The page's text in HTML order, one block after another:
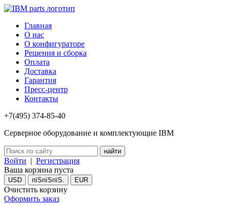
Главная
О нас
О конфигураторе
Решения и сборка
Оплата
Доставка
Гарантия
Пресс-центр
Контакты
+7(495) 374-85-40
Серверное оборудование и комплектующие IBM
Войти | Регистрация
Ваша корзина пуста
USD пїЅпїЅпїЅ. EUR
Очистить корзину
Оформить заказ